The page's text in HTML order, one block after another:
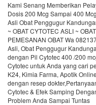
Kami Senang Memberikan
Dosis 200 Mcg Sampai 400
Asli Obat Penggugur
~ OBAT CYTOTEC ASLI ~
PEMESANAN OBAT Wa
Asli, Obat Penggugur
dengan Pil Cytotec 400 /200
Cytotec untuk Anda yang cari
K24, Kimia Farma, Apotik
dengan resep
Cytotec & Efek Samping
Problem Anda Sampai Tuntas